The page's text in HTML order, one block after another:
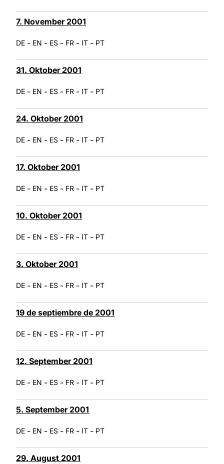
7. November 2001
DE - EN - ES - FR - IT - PT
31. Oktober 2001
DE - EN - ES - FR - IT - PT
24. Oktober 2001
DE - EN - ES - FR - IT - PT
17. Oktober 2001
DE - EN - ES - FR - IT - PT
10. Oktober 2001
DE - EN - ES - FR - IT - PT
3. Oktober 2001
DE - EN - ES - FR - IT - PT
19 de septiembre de 2001
DE - EN - ES - FR - IT - PT
12. September 2001
DE - EN - ES - FR - IT - PT
5. September 2001
DE - EN - ES - FR - IT - PT
29. August 2001